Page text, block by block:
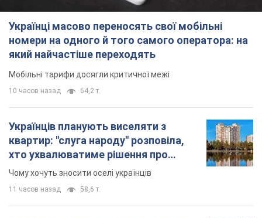
Українці масово переносять свої мобільні
номери на одного й того самого оператора: на
який найчастіше переходять
Мобільні тарифи досягли критичної межі
10 часов назад 64,2 т.
Українців планують виселяти з
квартир: "слуга народу" розповіла,
хто ухвалюватиме рішення про
знесення будинків
Чому хочуть зносити оселі українців
11 часов назад 58,6 т.